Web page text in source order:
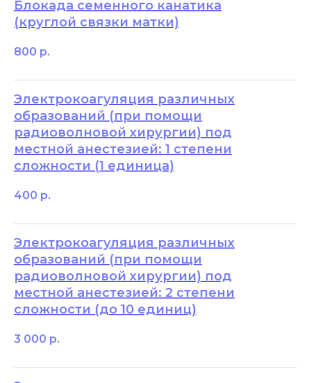
Блокада семенного канатика
(круглой связки матки)
800 р.
Электрокоагуляция различных
образований (при помощи
радиоволновой хирургии) под
местной анестезией: 1 степени
сложности (1 единица)
400 р.
Электрокоагуляция различных
образований (при помощи
радиоволновой хирургии) под
местной анестезией: 2 степени
сложности (до 10 единиц)
3 000 р.